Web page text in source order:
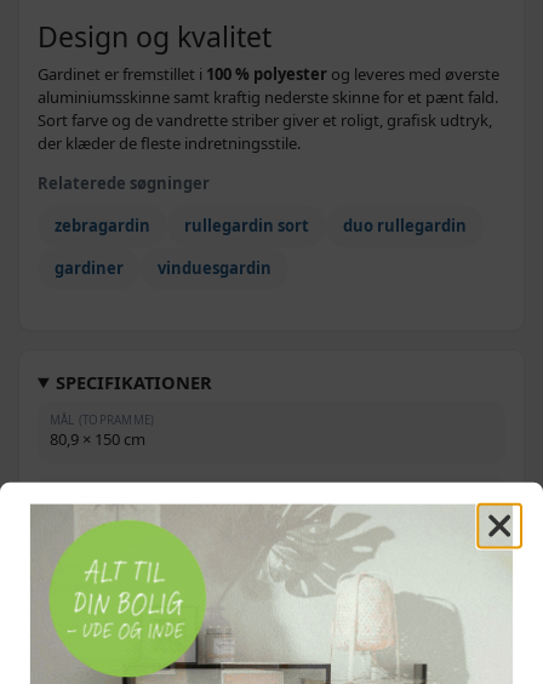
Design og kvalitet
Gardinet er fremstillet i 100 % polyester og leveres med øverste
aluminiumsskinne samt kraftig nederste skinne for et pænt fald.
Sort farve og de vandrette striber giver et roligt, grafisk udtryk,
der klæder de fleste indretningsstile.
Relaterede søgninger
zebragardin
rullegardin sort
duo rullegardin
gardiner
vinduesgardin
SPECIFIKATIONER
MÅL (TOPRAMME)
80,9 × 150 cm
76,7 cm (3 cm smallere end toprammen)
FARVE
Sort
MATERIALE
100 % polyester
Grå - 80 x 175 cm
Brun - 120 x 175 cm
474,-
309,-
Grå - 120 x 230 cm
448,-
Grå - 60 x 120 cm 229,-
Brun - 70 x 120 cm
Brun - 140 x 175 cm
Hvid - 60 x 120 cm
326,-
229,-
Grå - 50 x 100 cm
Grå - 40 x 100 cm
287,-